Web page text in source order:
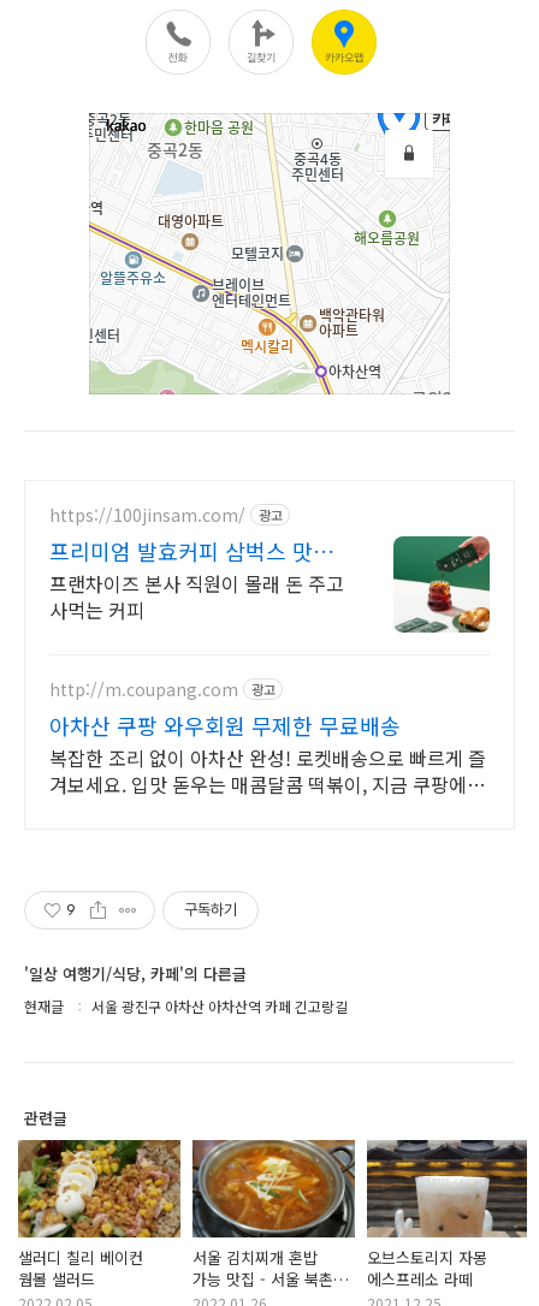
https://100jinsam.com/ 광고
프리미엄 발효커피 삼벅스 맛이
없을경우? 100%환불
프랜차이즈 본사 직원이 몰래 돈 주고
사먹는 커피
http://m.coupang.com 광고
아차산 쿠팡 와우회원 무제한 무료배송
복잡한 조리 없이 아차산 완성! 로켓배송으로 빠르게 즐
겨보세요. 입맛 돋우는 매콤달콤 떡볶이, 지금 쿠팡에서
9 구독하기
'일상 여행기/식당, 카페'의 다른글
현재글 서울 광진구 아차산 아차산역 카페 긴고랑길
관련글
샐러디 칠리 베이컨
웜볼 샐러드
서울 김치찌개 혼밥
가능 맛집 - 서울 북촌
안국역 헌법재판소
오브스토리지 자몽
에스프레소 라떼